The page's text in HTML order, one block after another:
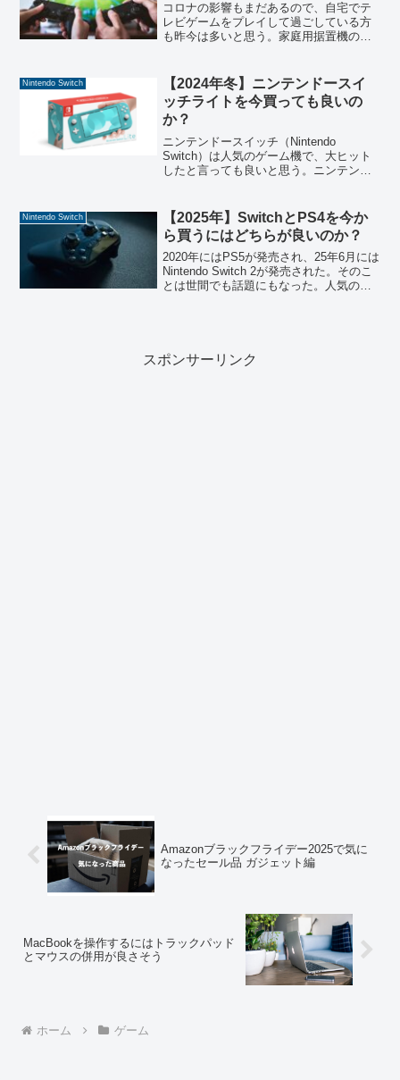
コロナの影響もまだあるので、自宅でテ
レビゲームをプレイして過ごしている方
も昨今は多いと思う。家庭用据置機のゲ
タイトルの結論を書くと、おすすめのテ
レビサイズは自宅やゲーム...
Nintendo Switch
【2024年冬】ニンテンドースイ
ッチライトを今買っても良いの
か？
ニンテンドースイッチ（Nintendo
Switch）は人気のゲーム機で、大ヒット
したと言っても良いと思う。ニンテンド
を使って遊んでいる人もいると思う。そ
のニンテンドー...
Nintendo Switch
【2025年】SwitchとPS4を今か
ら買うにはどちらが良いのか？
2020年にはPS5が発売され、25年6月には
Nintendo Switch 2が発売された。そのこ
とは世間でも話題にもなった。人気の家
スポンサーリンク
Amazonブラックフライデー2025で気に
なったセール品 ガジェット編
MacBookを操作するにはトラックパッド
とマウスの併用が良さそう
ホーム ゲーム